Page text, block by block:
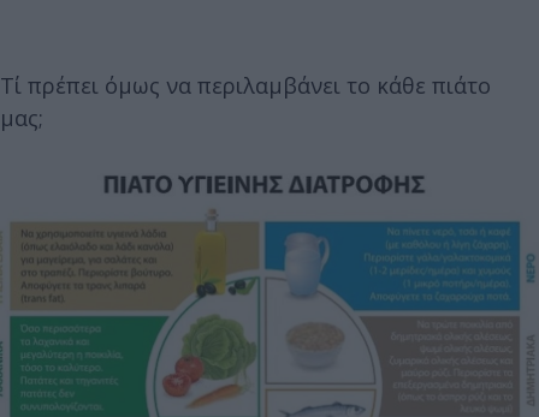
Τί πρέπει όμως να περιλαμβάνει το κάθε πιάτο
μας;